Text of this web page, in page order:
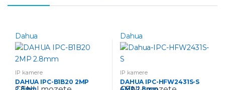
Dahua
IP kamere
DAHUA IPC-B1B20 2MP
Dahua
IP kamere
DAHUA IPC-HFW2431S-S